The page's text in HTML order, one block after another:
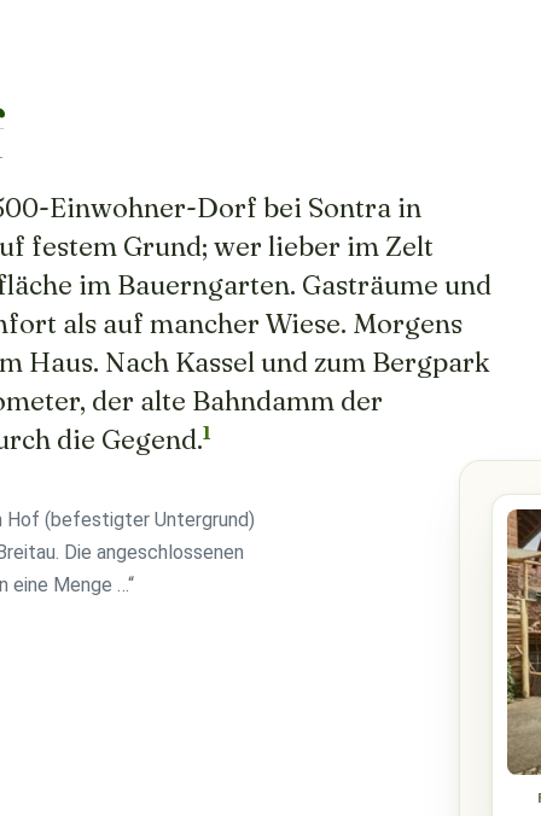
Einwohner-Dorf bei Sontra in
festem Grund; wer lieber im Zelt
im Bauerngarten. Gasträume und
als auf mancher Wiese. Morgens
Haus. Nach Kassel und zum Bergpark
der alte Bahndamm der
die Gegend.1
(befestigter Untergrund)
Die angeschlossenen
eine Menge …“